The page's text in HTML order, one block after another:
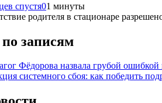
спустя01 минуты
родителя в стационаре
записям
Фёдорова назвала грубой
системного сбоя: как победить